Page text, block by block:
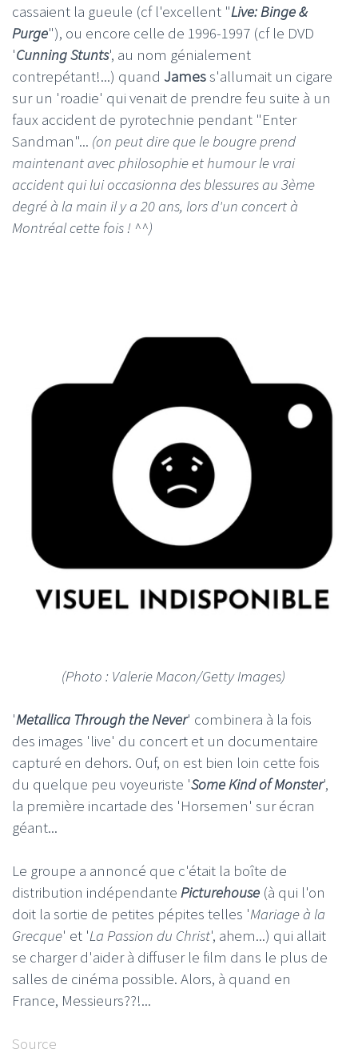
cassaient la gueule (cf l'excellent "Live: Binge &
Purge"), ou encore celle de 1996-1997 (cf le DVD
'Cunning Stunts', au nom génialement
contrepétant!...) quand Jamess'allumait un cigare
sur un 'roadie' qui venait de prendre feu suite à un
faux accident de pyrotechnie pendant "Enter
Sandman"... (on peut dire que le bougre prend
maintenant avec philosophie et humour le vrai
accident qui lui occasionna des blessures au 3ème
degré à la main il y a 20 ans, lors d'un concert à
Montréal cette fois ! ^^)
(Photo : Valerie Macon/Getty Images)
'Metallica Through the Never' combinera à la fois
des images 'live' du concert et un documentaire
capturé en dehors. Ouf, on est bien loin cette fois
du quelque peu voyeuriste 'Some Kind of Monster',
la première incartade des 'Horsemen' sur écran
géant...
Le groupe a annoncé que c'était la boîte de
distribution indépendante Picturehouse (à qui l'on
doit la sortie de petites pépites telles 'Mariage à la
Grecque' et 'La Passion du Christ', ahem...) qui allait
se charger d'aider à diffuser le film dans le plus de
salles de cinéma possible. Alors, à quand en
France, Messieurs??!...
Source